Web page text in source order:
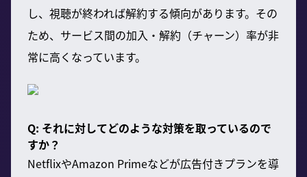
し、視聴が終われば解約する傾向があります。その
ため、サービス間の加入・解約（チャーン）率が非
常に高くなっています。
Q: それに対してどのような対策を取っているので
すか？
NetflixやAmazon Primeなどが広告付きプランを導